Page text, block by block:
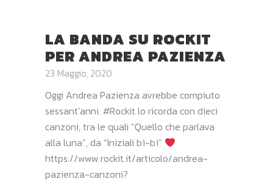
LA BANDA SU ROCKIT
PER ANDREA PAZIENZA
23 Maggio, 2020
Oggi Andrea Pazienza avrebbe compiuto
sessant’anni. #Rockit lo ricorda con dieci
canzoni, tra le quali “Quello che parlava
alla luna”, da “Iniziali bì-bì”
https://www.rockit.it/articolo/andrea-
pazienza-canzoni?